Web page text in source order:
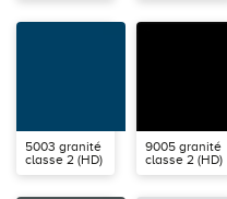
5003 granité
classe 2 (HD)
9005 granité
classe 2 (HD)